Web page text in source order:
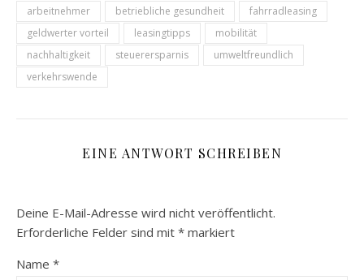
arbeitnehmer betriebliche gesundheit
fahrradleasing
geldwerter vorteil
leasingtipps
mobilität
nachhaltigkeit
steuerersparnis
umweltfreundlich
verkehrswende
EINE ANTWORT SCHREIBEN
Deine E-Mail-Adresse wird nicht veröffentlicht.
Erforderliche Felder sind mit * markiert
Name *